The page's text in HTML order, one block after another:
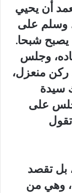
أن يحيي
وسلم على
يصبح شبحا.
وجلس
ركن منعزل،
سيدة
على
بل تقصد
وهي من